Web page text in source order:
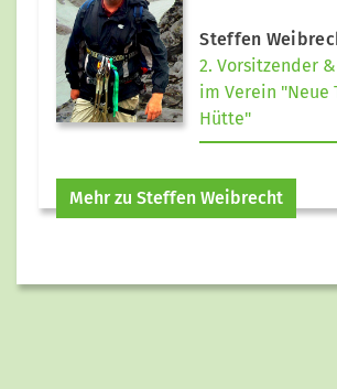
Steffen
2. Vorsitzender
im Verein "Neue
Hütte"
Mehr zu Steffen Weibrecht